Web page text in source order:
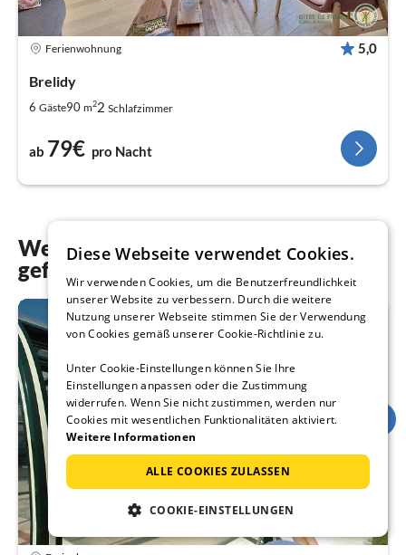
Ferienwohnung 5,0
Brelidy
6 Gäste90 m22 Schlafzimmer
ab 79€ pro Nacht
Weitere Unterkünfte, die Ihnen auch
gefallen könnten
Diese Webseite verwendet Cookies.
Wir verwenden Cookies, um die Benutzerfreundlichkeit
unserer Website zu verbessern. Durch die weitere
Nutzung unserer Webseite stimmen Sie der Verwendung
von Cookies gemäß unserer Cookie-Richtlinie zu.
Unter Cookie-Einstellungen können Sie Ihre
Einstellungen anpassen oder die Zustimmung
widerrufen. Wenn Sie nicht zustimmen, werden nur
Cookies mit wesentlichen Funktionalitäten aktiviert.
Weitere Informationen
ALLE COOKIES ZULASSEN
COOKIE-EINSTELLUNGEN